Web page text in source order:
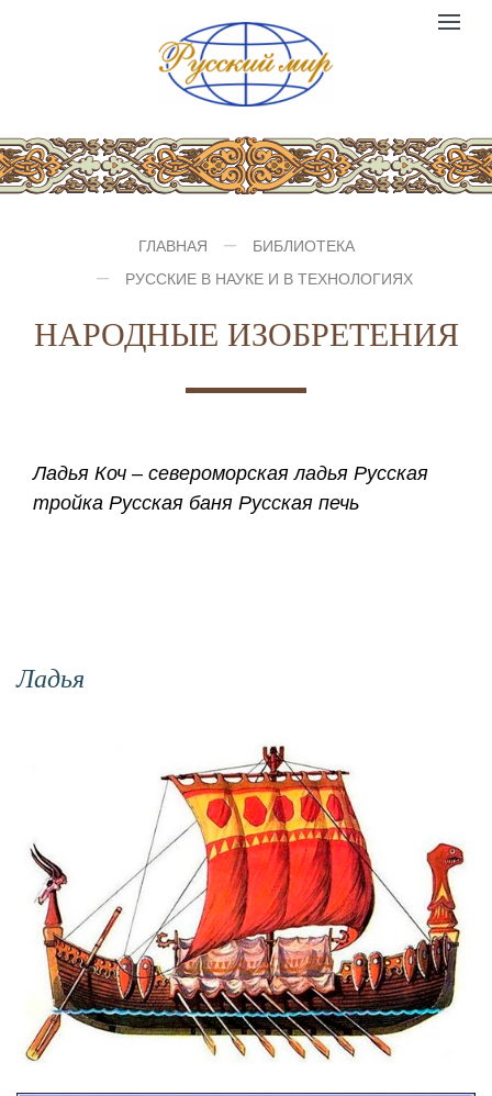
Компания
logo
Toggle
ГЛАВНАЯ
БИБЛИОТЕКА
РУССКИЕ В НАУКЕ И В ТЕХНОЛОГИЯХ
НАРОДНЫЕ ИЗОБРЕТЕНИЯ
Ладья Коч – североморская ладья Русская
тройка Русская баня Русская печь
Ладья